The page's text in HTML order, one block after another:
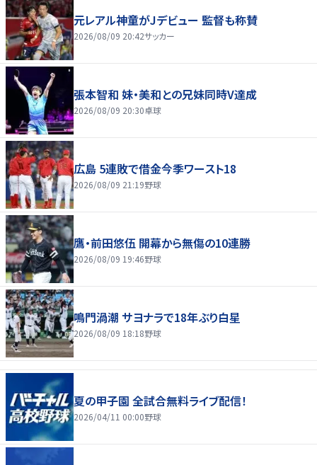
元レアル神童がJデビュー 監督も称賛
2026/08/09 20:42サッカー
張本智和 妹・美和との兄妹同時V達成
2026/08/09 20:30卓球
広島 5連敗で借金今季ワースト18
2026/08/09 21:19野球
鷹・前田悠伍 開幕から無傷の10連勝
2026/08/09 19:46野球
鳴門渦潮 サヨナラで18年ぶり白星
2026/08/09 18:18野球
夏の甲子園 全試合無料ライブ配信！
2026/04/11 00:00野球